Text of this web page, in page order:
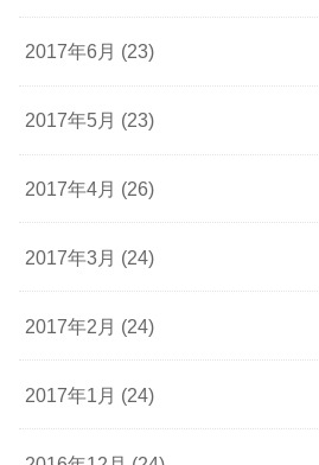
2017年6月 (23)
2017年5月 (23)
2017年4月 (26)
2017年3月 (24)
2017年2月 (24)
2017年1月 (24)